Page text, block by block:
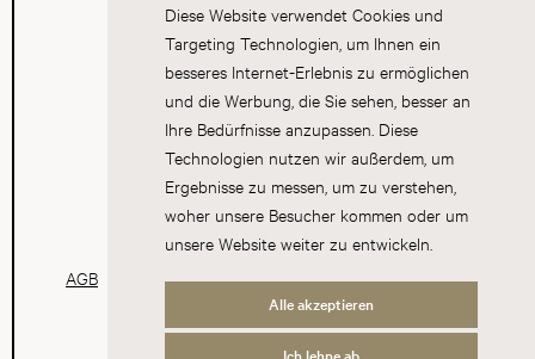
Diese Website verwendet Cookies und
Targeting Technologien, um Ihnen ein
besseres Internet-Erlebnis zu ermöglichen
und die Werbung, die Sie sehen, besser an
Ihre Bedürfnisse anzupassen. Diese
Technologien nutzen wir außerdem, um
Ergebnisse zu messen, um zu verstehen,
woher unsere Besucher kommen oder um
unsere Website weiter zu entwickeln.
Alle akzeptieren
AGB Datenschutz Impressum Cookies